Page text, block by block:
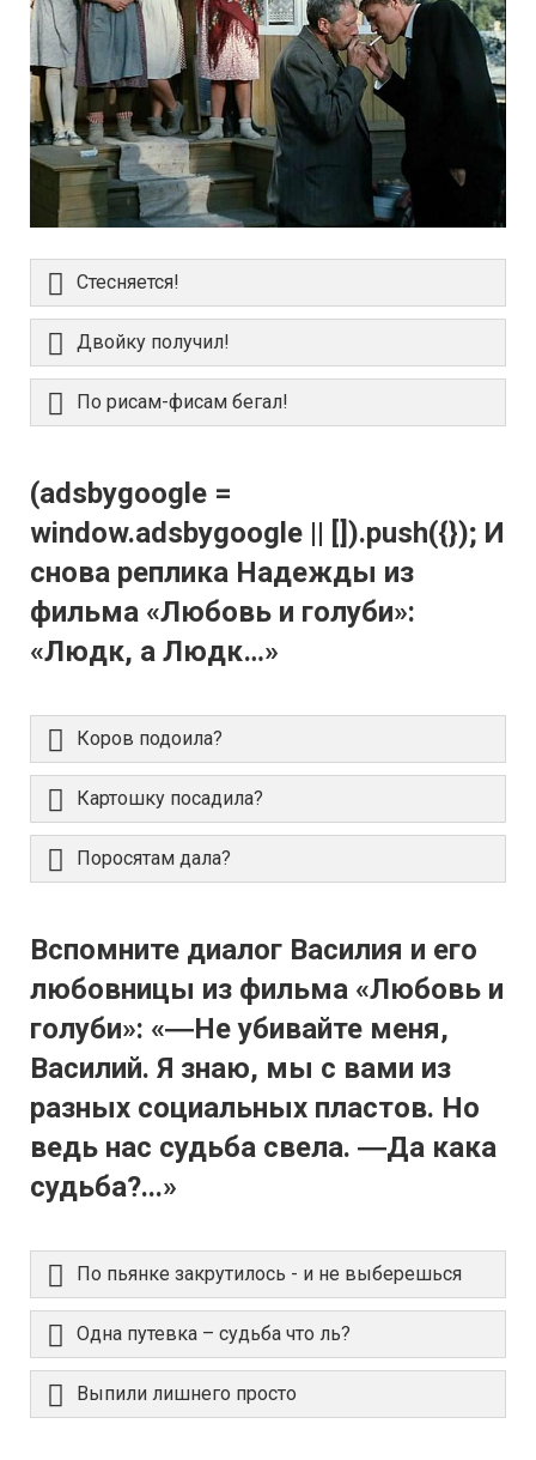
Стесняется!
Двойку получил!
По рисам-фисам бегал!
(adsbygoogle =
window.adsbygoogle || []).push({}); И
снова реплика Надежды из
фильма «Любовь и голуби»:
«Людк, а Людк…»
Коров подоила?
Картошку посадила?
Поросятам дала?
Вспомните диалог Василия и его
любовницы из фильма «Любовь и
голуби»: «―Не убивайте меня,
Василий. Я знаю, мы с вами из
разных социальных пластов. Но
ведь нас судьба свела. ―Да кака
судьба?...»
По пьянке закрутилось - и не выберешься
Одна путевка – судьба что ль?
Выпили лишнего просто